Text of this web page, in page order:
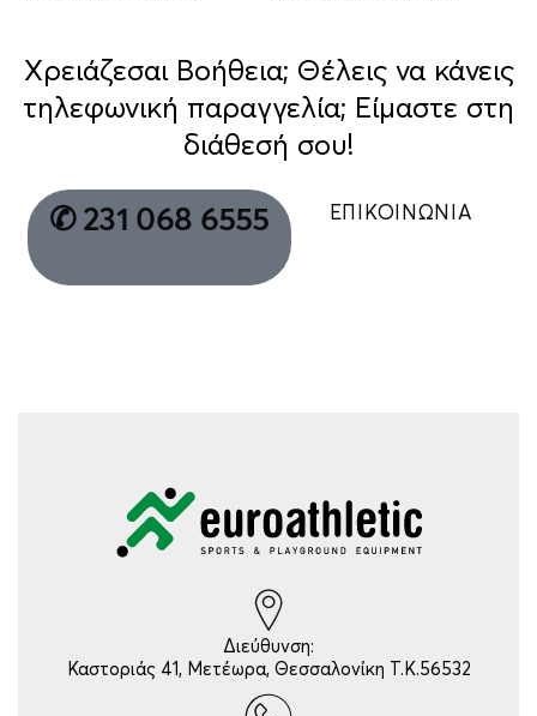
Χρειάζεσαι Βοήθεια; Θέλεις να κάνεις
τηλεφωνική παραγγελία; Είμαστε στη
διάθεσή σου!
✆ 231 068 6555 ΕΠΙΚΟΙΝΩΝΙΑ
Διεύθυνση:
Καστοριάς 41, Μετέωρα, Θεσσαλονίκη Τ.Κ.56532